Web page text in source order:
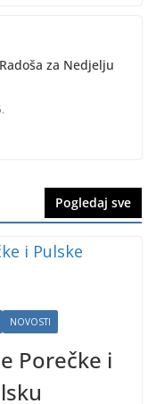
za Nedjelju
Pogledaj sve
NOVOSTI
Porečke i